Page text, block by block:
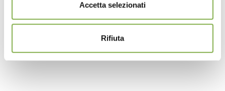
Accetta selezionati
Rifiuta
Hexagonal, wood line AMOR